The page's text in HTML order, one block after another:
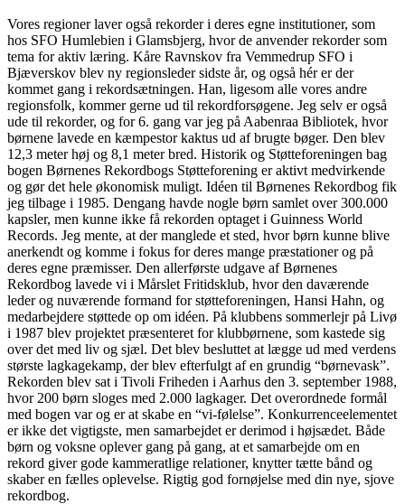
Vores regioner laver også rekorder i deres egne institutioner, som
hos SFO Humlebien i Glamsbjerg, hvor de anvender rekorder som
tema for aktiv læring. Kåre Ravnskov fra Vemmedrup SFO i
Bjæverskov blev ny regionsleder sidste år, og også hér er der
kommet gang i rekordsætningen. Han, ligesom alle vores andre
regionsfolk, kommer gerne ud til rekordforsøgene. Jeg selv er også
ude til rekorder, og for 6. gang var jeg på Aabenraa Bibliotek, hvor
børnene lavede en kæmpestor kaktus ud af brugte bøger. Den blev
12,3 meter høj og 8,1 meter bred. Historik og Støtteforeningen bag
bogen Børnenes Rekordbogs Støtteforening er aktivt medvirkende
og gør det hele økonomisk muligt. Idéen til Børnenes Rekordbog fik
jeg tilbage i 1985. Dengang havde nogle børn samlet over 300.000
kapsler, men kunne ikke få rekorden optaget i Guinness World
Records. Jeg mente, at der manglede et sted, hvor børn kunne blive
anerkendt og komme i fokus for deres mange præstationer og på
deres egne præmisser. Den allerførste udgave af Børnenes
Rekordbog lavede vi i Mårslet Fritidsklub, hvor den daværende
leder og nuværende formand for støtteforeningen, Hansi Hahn, og
medarbejdere støttede op om idéen. På klubbens sommerlejr på Livø
i 1987 blev projektet præsenteret for klubbørnene, som kastede sig
over det med liv og sjæl. Det blev besluttet at lægge ud med verdens
største lagkagekamp, der blev efterfulgt af en grundig “børnevask”.
Rekorden blev sat i Tivoli Friheden i Aarhus den 3. september 1988,
hvor 200 børn sloges med 2.000 lagkager. Det overordnede formål
med bogen var og er at skabe en “vi-følelse”. Konkurrenceelementet
er ikke det vigtigste, men samarbejdet er derimod i højsædet. Både
børn og voksne oplever gang på gang, at et samarbejde om en
rekord giver gode kammeratlige relationer, knytter tætte bånd og
skaber en fælles oplevelse. Rigtig god fornøjelse med din nye, sjove
rekordbog.